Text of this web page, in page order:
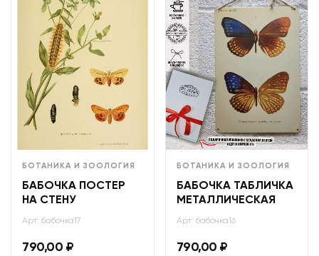
БОТАНИКА И ЗООЛОГИЯ
БАБОЧКА ПОСТЕР
НА СТЕНУ
Арт: бабочка17
790,00 ₽
БОТАНИКА И ЗООЛОГИЯ
БАБОЧКА ТАБЛИЧКА
МЕТАЛЛИЧЕСКАЯ
Арт: бабочка16
790,00 ₽